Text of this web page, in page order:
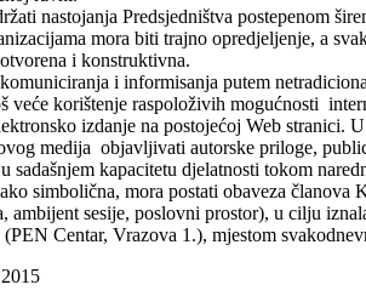
nastojanja Predsjedništva postepenom
mora biti trajno opredjeljenje, a
i konstruktivna.
i informisanja putem
veće korištenje raspoloživih mogućnosti
izdanje na postojećoj Web stranici.
medija objavljivati autorske priloge,
sadašnjem kapacitetu djelatnosti tokom
simbolična, mora postati obaveza
ambijent sesije, poslovni prostor), u cilju
Centar, Vrazova 1.), mjestom